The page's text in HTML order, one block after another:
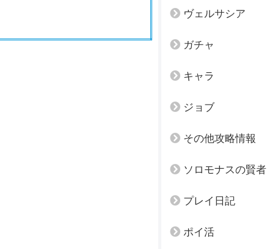
ヴェルサシア
ガチャ
キャラ
ジョブ
その他攻略情報
ソロモナスの賢者
プレイ日記
ポイ活